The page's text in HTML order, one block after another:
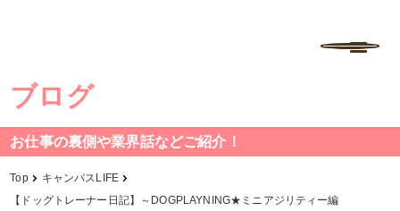
学校法人中村学園 専門学校ちば愛犬動物フラワー学園
MENU
ブログ
お仕事の裏側や業界話などご紹介！
Top
キャンパスLIFE
【ドッグトレーナー日記】～DOGPLAYNING★ミニアジリティー編